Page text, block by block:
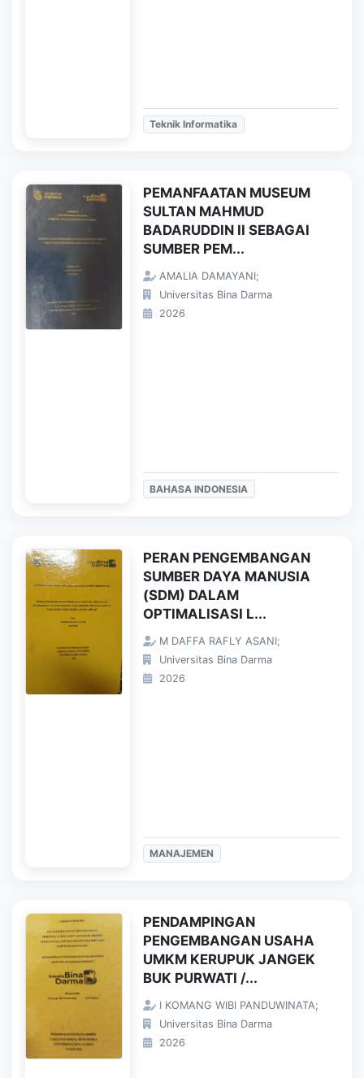
Teknik Informatika
PEMANFAATAN MUSEUM
SULTAN MAHMUD
BADARUDDIN II SEBAGAI
SUMBER PEM...
AMALIA DAMAYANI;
Universitas Bina Darma
2026
BAHASA INDONESIA
PERAN PENGEMBANGAN
SUMBER DAYA MANUSIA
(SDM) DALAM
OPTIMALISASI L...
M DAFFA RAFLY ASANI;
Universitas Bina Darma
2026
MANAJEMEN
PENDAMPINGAN
PENGEMBANGAN USAHA
UMKM KERUPUK JANGEK
BUK PURWATI /...
I KOMANG WIBI PANDUWINATA;
Universitas Bina Darma
2026